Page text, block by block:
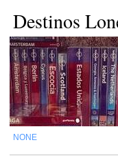
Destinos
NONE